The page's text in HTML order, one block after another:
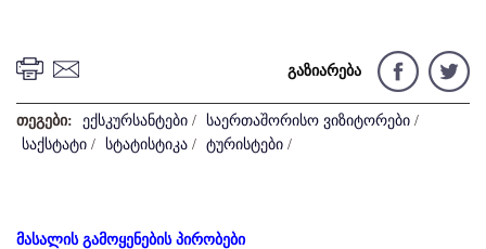
გაზიარება
თეგები: ექსკურსანტები / საერთაშორისო ვიზიტორები /
საქსტატი / სტატისტიკა / ტურისტები /
მასალის გამოყენების პირობები